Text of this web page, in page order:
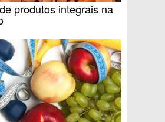
produtos integrais na